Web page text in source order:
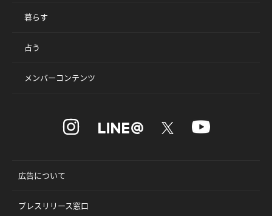
暮らす
占う
メンバーコンテンツ
広告について
プレスリリース窓口